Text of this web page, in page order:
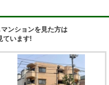
ンションを見た方は
ています!